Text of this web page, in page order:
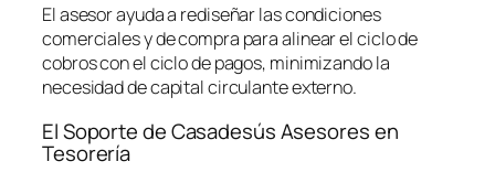
El asesor ayuda a rediseñar las condiciones
comerciales y de compra para alinear el ciclo de
cobros con el ciclo de pagos, minimizando la
necesidad de capital circulante externo.
El Soporte de Casadesús Asesores en
Tesorería